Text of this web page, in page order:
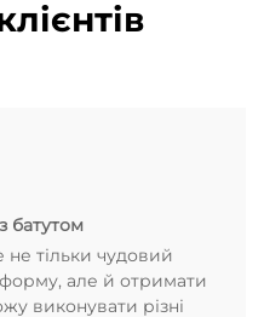
батутом
не тільки чудовий
форму, але й отримати
виконувати різні